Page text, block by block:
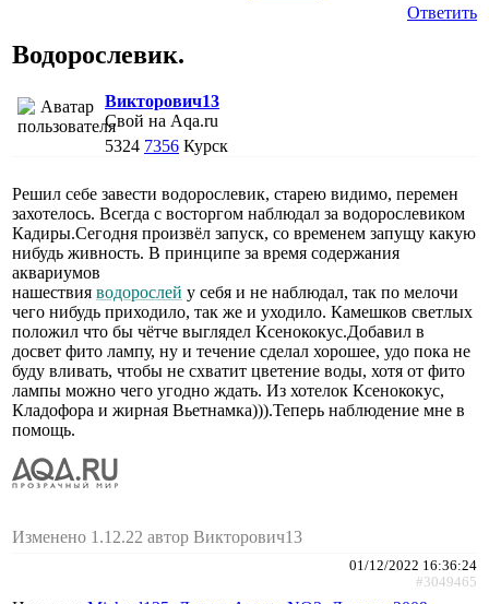
Ответить
Водорослевик.
Викторович13
Свой на Aqa.ru
5324 7356 Курск
Решил себе завести водорослевик, старею видимо, перемен
захотелось. Всегда с восторгом наблюдал за водорослевиком
Кадиры.Сегодня произвёл запуск, со временем запущу какую
нибудь живность. В принципе за время содержания
аквариумов
нашествия водорослей у себя и не наблюдал, так по мелочи
чего нибудь приходило, так же и уходило. Камешков светлых
положил что бы чётче выглядел Ксенококус.Добавил в
досвет фито лампу, ну и течение сделал хорошее, удо пока не
буду вливать, чтобы не схватит цветение воды, хотя от фито
лампы можно чего угодно ждать. Из хотелок Ксенококус,
Кладофора и жирная Вьетнамка))).Теперь наблюдение мне в
помощь.
Изменено 1.12.22 автор Викторович13
01/12/2022 16:36:24
#3049465